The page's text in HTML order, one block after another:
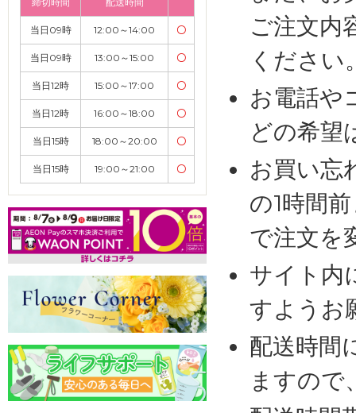
当日09時 12:00～14:00 〇
当日09時 13:00～15:00 〇
当日12時 15:00～17:00 〇
当日12時 16:00～18:00 〇
当日15時 18:00～20:00 〇
当日15時 19:00～21:00 〇
ご注文内
ください
お電話や
どの希望
お買い忘
の1時間
で注文を
サイト内
すようお
配送時間
ますので